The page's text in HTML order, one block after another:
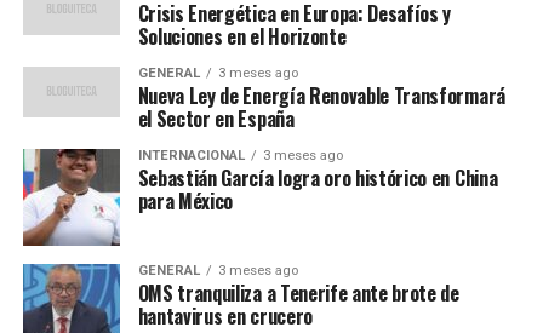
laboral. La automatización amenaza con desplazar a
trabajadores en empleos rutinarios, lo que podría
aumentar el desempleo si no se gestionan
adecuadamente las transiciones laborales.
Expertos en economía laboral sugieren que la clave está
en la educación y la capacitación. “Es esencial que los
gobiernos y las empresas inviertan en programas de
reentrenamiento para preparar a la fuerza laboral para
los empleos del futuro”, afirma Laura Gómez, analista de
tendencias laborales.
Crisis Energética en Europa: Desafíos y
Soluciones en el Horizonte
GENERAL 3 meses ago
Nueva Ley de Energía Renovable Transformará
el Sector en España
INTERNACIONAL 3 meses ago
Sebastián García logra oro histórico en China
para México
GENERAL 3 meses ago
OMS tranquiliza a Tenerife ante brote de
hantavirus en crucero